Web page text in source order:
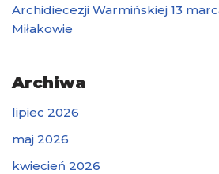
Archidiecezji Warmińskiej 13
Miłakowie
Archiwa
lipiec 2026
maj 2026
kwiecień 2026